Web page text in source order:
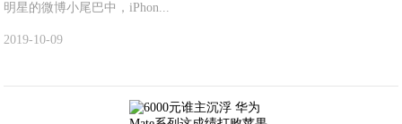
明星的微博小尾巴中，iPhon...
2019-10-09